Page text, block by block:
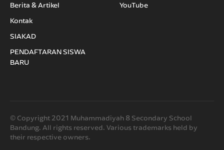
Berita & Artikel
Kontak
SIAKAD
PENDAFTARAN SISWA
BARU
YouTube
© Copyright 2021 Muhammadiyah 8 Secondary School
Bandung. All rights reserved. Various trademarks held by
their respective owners.